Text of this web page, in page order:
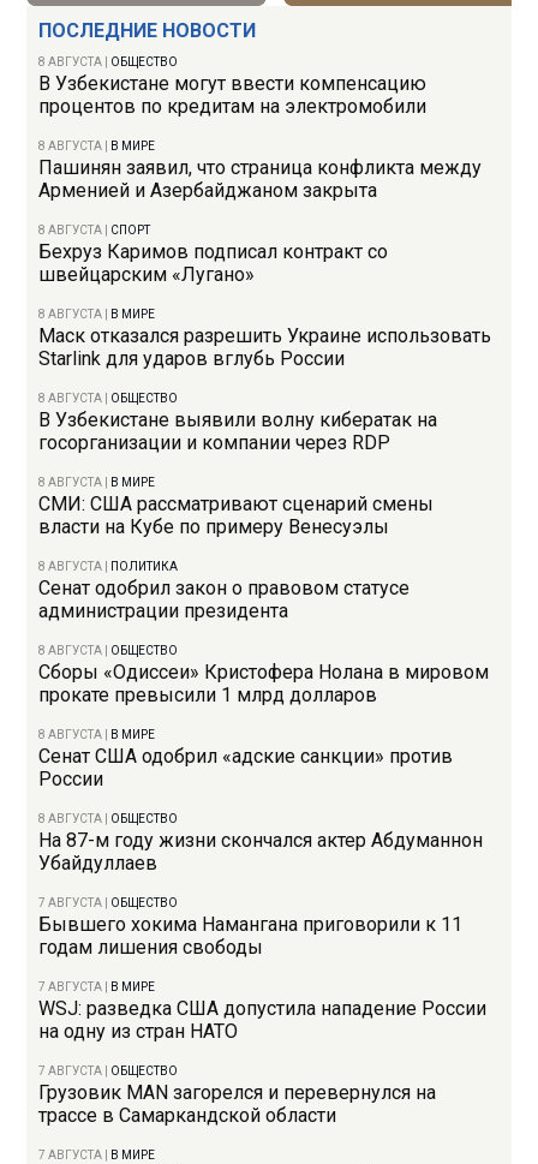
ПОСЛЕДНИЕ НОВОСТИ
8 АВГУСТА ОБЩЕСТВО
В Узбекистане могут ввести компенсацию
процентов по кредитам на электромобили
8 АВГУСТА В МИРЕ
Пашинян заявил, что страница конфликта между
Арменией и Азербайджаном закрыта
8 АВГУСТА СПОРТ
Бехруз Каримов подписал контракт со
швейцарским «Лугано»
8 АВГУСТА В МИРЕ
Маск отказался разрешить Украине использовать
Starlink для ударов вглубь России
8 АВГУСТА ОБЩЕСТВО
В Узбекистане выявили волну кибератак на
госорганизации и компании через RDP
8 АВГУСТА В МИРЕ
СМИ: США рассматривают сценарий смены
власти на Кубе по примеру Венесуэлы
8 АВГУСТА ПОЛИТИКА
Сенат одобрил закон о правовом статусе
администрации президента
8 АВГУСТА ОБЩЕСТВО
Сборы «Одиссеи» Кристофера Нолана в мировом
прокате превысили 1 млрд долларов
8 АВГУСТА В МИРЕ
Сенат США одобрил «адские санкции» против
России
8 АВГУСТА ОБЩЕСТВО
На 87-м году жизни скончался актер Абдуманнон
Убайдуллаев
7 АВГУСТА ОБЩЕСТВО
Бывшего хокима Намангана приговорили к 11
годам лишения свободы
7 АВГУСТА В МИРЕ
WSJ: разведка США допустила нападение России
на одну из стран НАТО
7 АВГУСТА ОБЩЕСТВО
Грузовик MAN загорелся и перевернулся на
трассе в Самаркандской области
7 АВГУСТА В МИРЕ